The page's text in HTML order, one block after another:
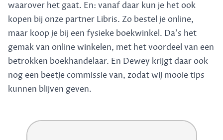
waarover het gaat. En: vanaf daar kun je het ook
kopen bij onze partner Libris. Zo bestel je online,
maar koop je bij een fysieke boekwinkel. Da's het
gemak van online winkelen, met het voordeel van een
betrokken boekhandelaar. En Dewey krijgt daar ook
nog een beetje commissie van, zodat wij mooie tips
kunnen blijven geven.